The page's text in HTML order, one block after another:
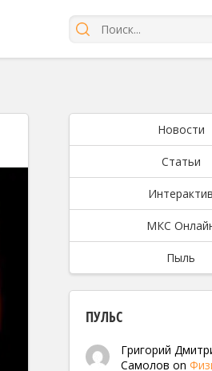
Новости
Статьи
Интерактив
МКС
Пыль
ПУЛЬС
Григорий
Самолов on